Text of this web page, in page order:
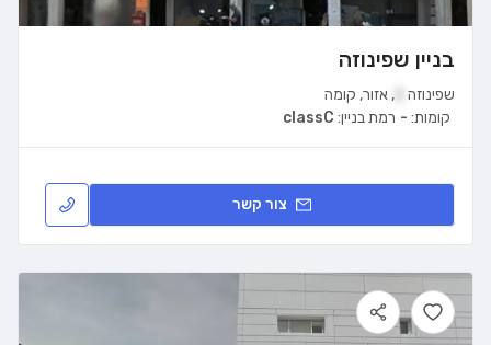
בניין שפינוזה
שפינוזה , אזור, קומה
רמת בניין: classC קומות: -
צור קשר